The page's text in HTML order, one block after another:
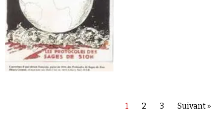
1 2 3 Suivant »